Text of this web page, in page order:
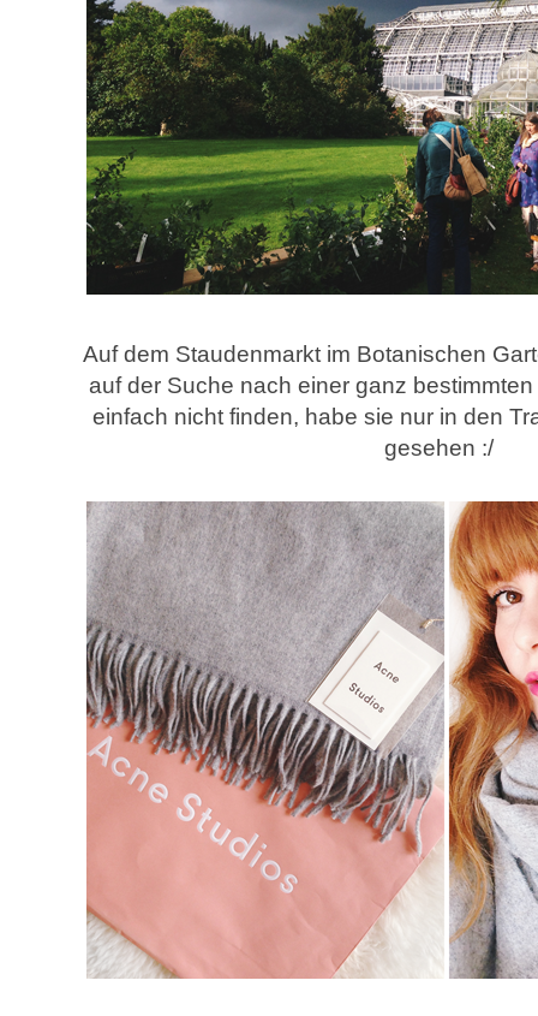
Auf dem Staudenmarkt im Botanischen
auf der Suche nach einer ganz
einfach nicht finden, habe sie nur in den
gesehen :/